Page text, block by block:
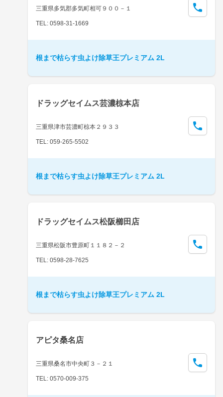
三重県多気郡多気町相可９００－１
TEL: 0598-31-1669
根まで枯らす虫よけ除草王プレミアム 2L
ドラッグセイムス芸濃椋本店
三重県津市芸濃町椋本２９３３
TEL: 059-265-5502
根まで枯らす虫よけ除草王プレミアム 2L
ドラッグセイムス松阪櫛田店
三重県松阪市豊原町１１８２－２
TEL: 0598-28-7625
根まで枯らす虫よけ除草王プレミアム 2L
アピタ桑名店
三重県桑名市中央町３－２１
TEL: 0570-009-375